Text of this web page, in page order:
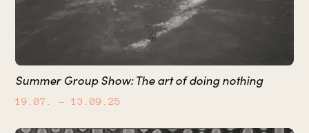
Summer Group Show: The art of doing nothing
19.07. – 13.09.25